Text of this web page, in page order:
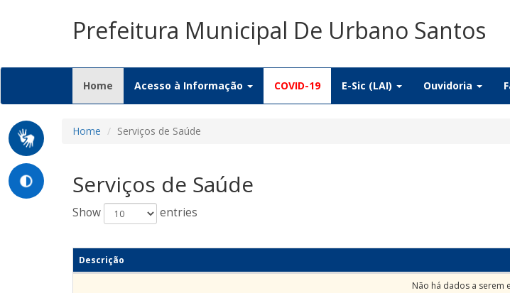
Prefeitura Municipal De Urbano Santos
Home (current)
Acesso à Informação COVID-19 E-Sic (LAI) Ouvidoria
Home Serviços de Saúde
Serviços de Saúde
Show
entries
Descrição
Não há dados a serem